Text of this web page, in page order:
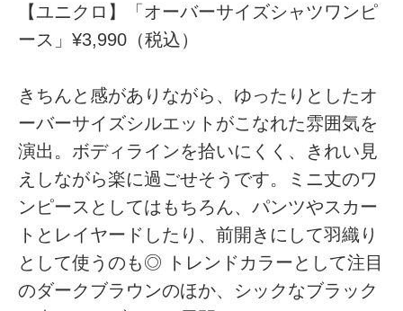
【ユニクロ】「オーバーサイズシャツワンピ
ース」¥3,990（税込）
きちんと感がありながら、ゆったりとしたオ
ーバーサイズシルエットがこなれた雰囲気を
演出。ボディラインを拾いにくく、きれい見
えしながら楽に過ごせそうです。ミニ丈のワ
ンピースとしてはもちろん、パンツやスカー
トとレイヤードしたり、前開きにして羽織り
として使うのも◎ トレンドカラーとして注目
のダークブラウンのほか、シックなブラック